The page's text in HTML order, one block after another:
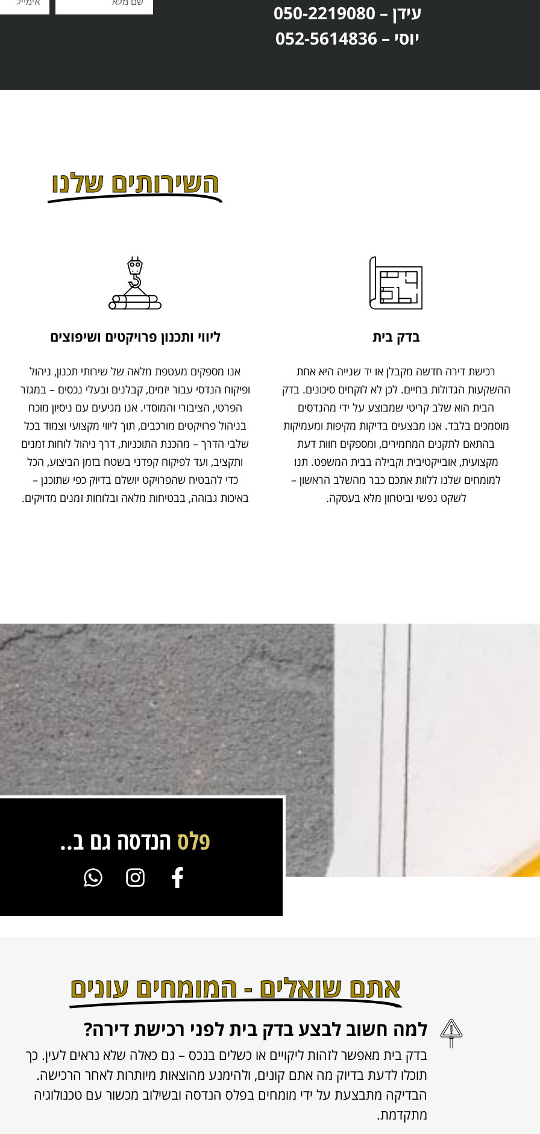
עידן – 050-2219080
יוסי – 052-5614836
השירותים שלנו
בדק בית
רכישת דירה חדשה מקבלן או יד שנייה היא אחת
ההשקעות הגדולות בחיים. לכן לא לוקחים סיכונים. בדק
הבית הוא שלב קריטי שמבוצע על ידי מהנדסים
מוסמכים בלבד. אנו מבצעים בדיקות מקיפות ומעמיקות
בהתאם לתקנים המחמירים, ומספקים חוות דעת
מקצועית, אובייקטיבית וקבילה בבית המשפט. תנו
למומחים שלנו ללוות אתכם כבר מהשלב הראשון –
לשקט נפשי וביטחון מלא בעסקה.
ליווי ותכנון פרויקטים ושיפוצים
אנו מספקים מעטפת מלאה של שירותי תכנון, ניהול
ופיקוח הנדסי עבור יזמים, קבלנים ובעלי נכסים – במגזר
הפרטי, הציבורי והמוסדי. אנו מגיעים עם ניסיון מוכח
בניהול פרויקטים מורכבים, תוך ליווי מקצועי וצמוד בכל
שלבי הדרך – מהכנת התוכניות, דרך ניהול לוחות זמנים
ותקציב, ועד לפיקוח קפדני בשטח בזמן הביצוע, הכל
כדי להבטיח שהפרויקט יושלם בדיוק כפי שתוכנן –
באיכות גבוהה, בבטיחות מלאה ובלוחות זמנים מדויקים.
פלס הנדסה גם ב..
אתם שואלים - המומחים עונים
למה חשוב לבצע בדק בית לפני רכישת דירה?
בדק בית מאפשר לזהות ליקויים או כשלים בנכס – גם כאלה שלא נראים לעין. כך
תוכלו לדעת בדיוק מה אתם קונים, ולהימנע מהוצאות מיותרות לאחר הרכישה.
הבדיקה מתבצעת על ידי מומחים בפלס הנדסה ובשילוב מכשור עם טכנולוגיה
מתקדמת.